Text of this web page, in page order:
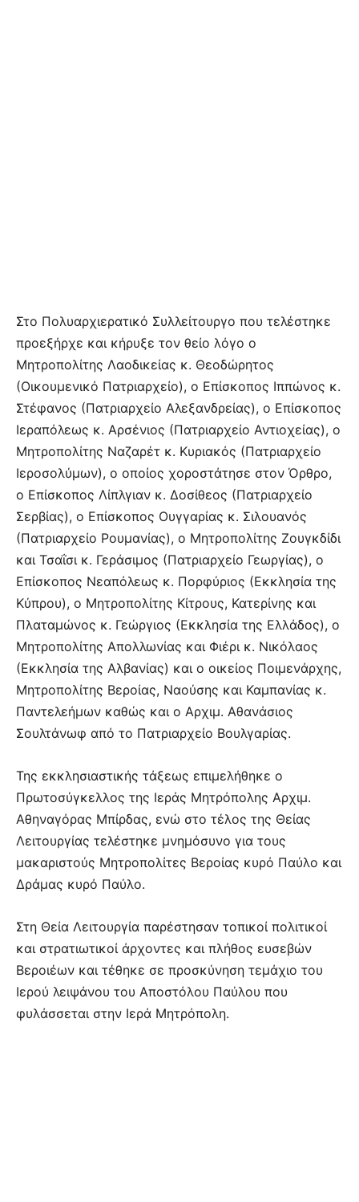
Στο Πολυαρχιερατικό Συλλείτουργο που τελέστηκε
προεξήρχε και κήρυξε τον θείο λόγο ο
Μητροπολίτης Λαοδικείας κ. Θεοδώρητος
(Οικουμενικό Πατριαρχείο), ο Επίσκοπος Ιππώνος κ.
Στέφανος (Πατριαρχείο Αλεξανδρείας), ο Επίσκοπος
Ιεραπόλεως κ. Αρσένιος (Πατριαρχείο Αντιοχείας), ο
Μητροπολίτης Ναζαρέτ κ. Κυριακός (Πατριαρχείο
Ιεροσολύμων), ο οποίος χοροστάτησε στον Όρθρο,
ο Επίσκοπος Λίπλγιαν κ. Δοσίθεος (Πατριαρχείο
Σερβίας), ο Επίσκοπος Ουγγαρίας κ. Σιλουανός
(Πατριαρχείο Ρουμανίας), ο Μητροπολίτης Ζουγκδίδι
και Τσαΐσι κ. Γεράσιμος (Πατριαρχείο Γεωργίας), ο
Επίσκοπος Νεαπόλεως κ. Πορφύριος (Εκκλησία της
Κύπρου), ο Μητροπολίτης Κίτρους, Κατερίνης και
Πλαταμώνος κ. Γεώργιος (Εκκλησία της Ελλάδος), ο
Μητροπολίτης Απολλωνίας και Φιέρι κ. Νικόλαος
(Εκκλησία της Αλβανίας) και ο οικείος Ποιμενάρχης,
Μητροπολίτης Βεροίας, Ναούσης και Καμπανίας κ.
Παντελεήμων καθώς και ο Αρχιμ. Αθανάσιος
Σουλτάνωφ από το Πατριαρχείο Βουλγαρίας.
Της εκκλησιαστικής τάξεως επιμελήθηκε ο
Πρωτοσύγκελλος της Ιεράς Μητρόπολης Αρχιμ.
Αθηναγόρας Μπίρδας, ενώ στο τέλος της Θείας
Λειτουργίας τελέστηκε μνημόσυνο για τους
μακαριστούς Μητροπολίτες Βεροίας κυρό Παύλο και
Δράμας κυρό Παύλο.
Στη Θεία Λειτουργία παρέστησαν τοπικοί πολιτικοί
και στρατιωτικοί άρχοντες και πλήθος ευσεβών
Βεροιέων και τέθηκε σε προσκύνηση τεμάχιο του
Ιερού λειψάνου του Αποστόλου Παύλου που
φυλάσσεται στην Ιερά Μητρόπολη.